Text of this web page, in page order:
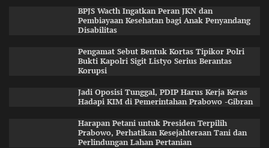
BPJS Wacth Ingatkan Peran JKN dan
Pembiayaan Kesehatan bagi Anak Penyandang
Disabilitas
Pengamat Sebut Bentuk Kortas Tipikor Polri
Bukti Kapolri Sigit Listyo Serius Berantas
Korupsi
Jadi Oposisi Tunggal, PDIP Harus Kerja Keras
Hadapi KIM di Pemerintahan Prabowo -Gibran
Harapan Petani untuk Presiden Terpilih
Prabowo, Perhatikan Kesejahteraan Tani dan
Perlindungan Lahan Pertanian